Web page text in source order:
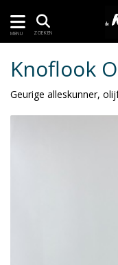
MENU ZOEKEN
Knoflook
Geurige alleskunner,